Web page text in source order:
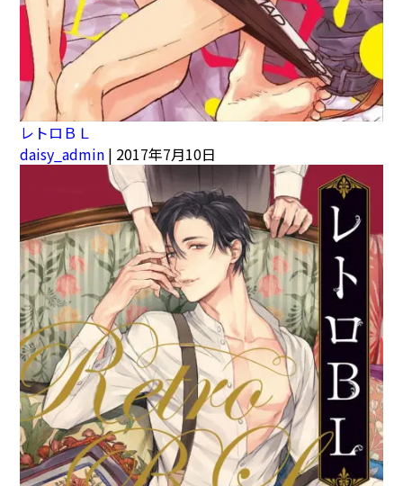
レトロＢＬ
daisy_admin | 2017年7月10日